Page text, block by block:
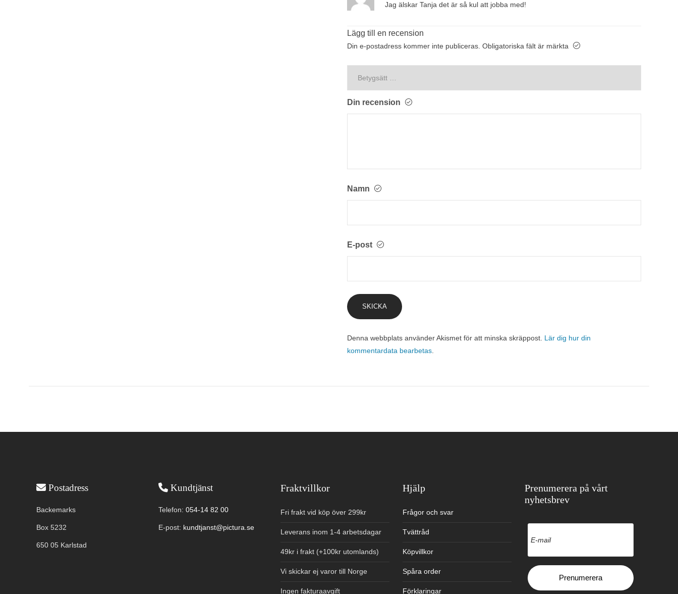
Jag älskar Tanja det är så kul att jobba med!
Lägg till en recension
Din e-postadress kommer inte publiceras. Obligatoriska fält är märkta
Din recension
Namn
E-post
Denna webbplats använder Akismet för att minska skräppost. Lär dig hur din
kommentardata bearbetas.
Användbar information
Postadress
Backemarks
Box 5232
650 05 Karlstad
Kundtjänst
Telefon: 054-14 82 00
E-post: kundtjanst@pictura.se
Fraktvillkor
Fri frakt vid köp över 299kr
Leverans inom 1-4 arbetsdagar
49kr i frakt (+100kr utomlands)
Vi skickar ej varor till Norge
Ingen fakturaavgift
Hjälp
Frågor och svar
Tvättråd
Köpvillkor
Spåra order
Förklaringar
Prenumerera på vårt
nyhetsbrev